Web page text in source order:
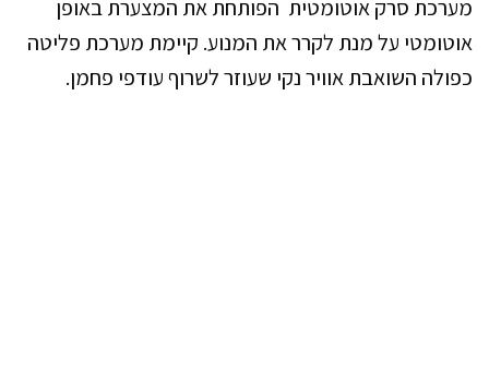
מערכת סרק אוטומטית הפותחת את המצערת באופן
אוטומטי על מנת לקרר את המנוע. קיימת מערכת פליטה
כפולה השואבת אוויר נקי שעוזר לשרוף עודפי פחמן.